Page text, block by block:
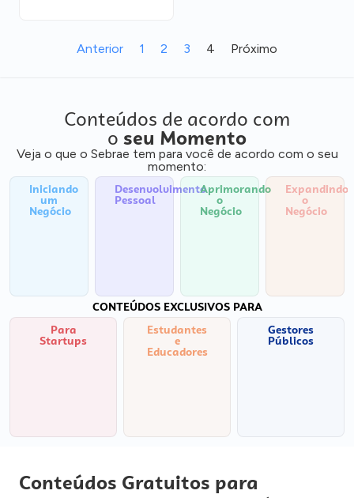
Anterior 1 2 3 4 Próximo
Conteúdos de acordo com
o seu Momento
Veja o que o Sebrae tem para você de acordo com o seu
momento:
Iniciando
um
Negócio
Desenvolvimento
Pessoal
Aprimorando
o
Negócio
Expandindo
o
Negócio
CONTEÚDOS EXCLUSIVOS PARA
Para
Startups
Estudantes
e
Educadores
Gestores
Públicos
Conteúdos Gratuitos para